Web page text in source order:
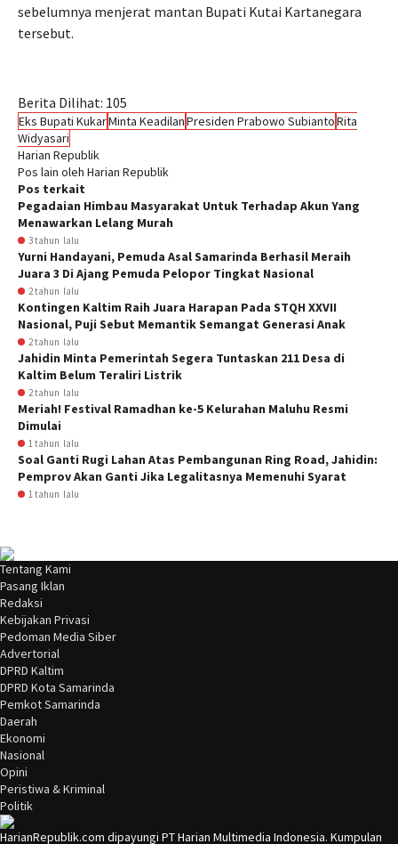
sebelumnya menjerat mantan Bupati Kutai Kartanegara
tersebut.
Berita Dilihat: 105
Eks Bupati KukarMinta KeadilanPresiden Prabowo SubiantoRita
Widyasari
Harian Republik
Pos lain oleh Harian Republik
Pos terkait
Pegadaian Himbau Masyarakat Untuk Terhadap Akun Yang
Menawarkan Lelang Murah
3 tahun lalu
Yurni Handayani, Pemuda Asal Samarinda Berhasil Meraih
Juara 3 Di Ajang Pemuda Pelopor Tingkat Nasional
2 tahun lalu
Kontingen Kaltim Raih Juara Harapan Pada STQH XXVII
Nasional, Puji Sebut Memantik Semangat Generasi Anak
2 tahun lalu
Jahidin Minta Pemerintah Segera Tuntaskan 211 Desa di
Kaltim Belum Teraliri Listrik
2 tahun lalu
Meriah! Festival Ramadhan ke-5 Kelurahan Maluhu Resmi
Dimulai
1 tahun lalu
Soal Ganti Rugi Lahan Atas Pembangunan Ring Road, Jahidin:
Pemprov Akan Ganti Jika Legalitasnya Memenuhi Syarat
1 tahun lalu
Tentang Kami
Pasang Iklan
Redaksi
Kebijakan Privasi
Pedoman Media Siber
Advertorial
DPRD Kaltim
DPRD Kota Samarinda
Pemkot Samarinda
Daerah
Ekonomi
Nasional
Opini
Peristiwa & Kriminal
Politik
HarianRepublik.com dipayungi PT Harian Multimedia Indonesia. Kumpulan